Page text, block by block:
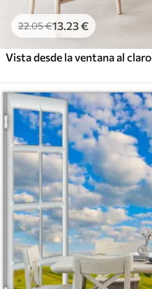
22.05€13 .23€
Vista desde la ventana al claro